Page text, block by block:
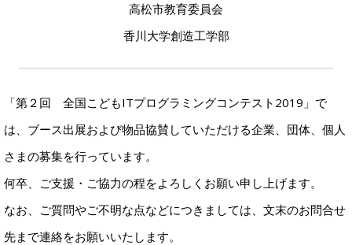
高松市教育委員会
香川大学創造工学部
「第２回 全国こどもITプログラミングコンテスト2019」で
は、ブース出展および物品協賛していただける企業、団体、個人
さまの募集を行っています。
何卒、ご支援・ご協力の程をよろしくお願い申し上げます。
なお、ご質問やご不明な点などにつきましては、文末のお問合せ
先まで連絡をお願いいたします。